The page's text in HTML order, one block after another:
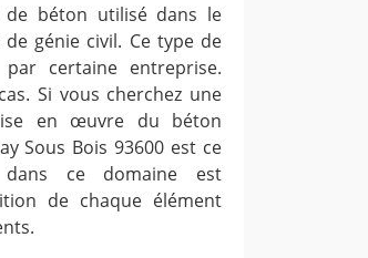
de béton utilisé dans le
génie civil. Ce type de
certaine entreprise.
Si vous cherchez une
en œuvre du béton
Sous Bois 93600 est ce
ce domaine est
de chaque élément